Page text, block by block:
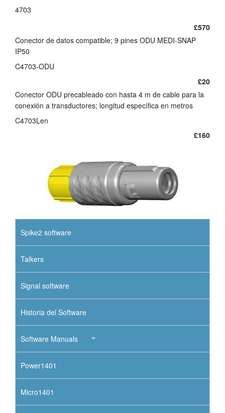
4703
£570
Conector de datos compatible; 9 pines ODU MEDI-SNAP
IP50
C4703-ODU
£20
Conector ODU precableado con hasta 4 m de cable para la
conexión a transductores; longitud específica en metros
C4703Len
£160
Spike2 software
Talkers
Signal software
Historia del Software
Software Manuals
Power1401
Micro1401